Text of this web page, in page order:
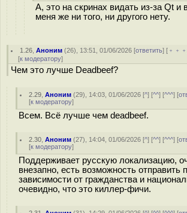
А, это на скринах видать из-за Qt и
меня же ни того, ни другого нету.
1.26 ,Аноним (26), 13:51, 01/06/2026 [ответить] [
[к модератору]
Чем это лучше Deadbeef?
2.29 ,Аноним (29), 14:03, 01/06/2026 [^] [^^] [^^^] [
[к модератору]
Всем. Всё лучше чем deadbeef.
2.30 ,Аноним (27), 14:04, 01/06/2026 [^] [^^] [^^^] [
[к модератору]
Поддерживает русскую локализацию,
внезапно, есть возможность отправить
зависимости от гражданства и
очевидно, что это киллер-фичи.